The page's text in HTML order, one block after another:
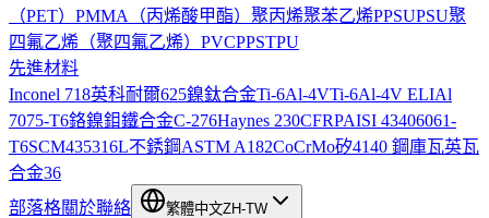
（PET） PMMA（丙烯酸甲酯） 聚丙烯聚苯乙烯PPSUPSU聚
四氟乙烯（聚四氟乙烯） PVCPPSTPU
先進材料
Inconel 718英科耐爾625鎳鈦合金Ti-6Al-4VTi-6Al-4V ELIAl
7075-T6鉻鎳鉬鐵合金C-276Haynes 230CFRPAISI 43406061-
T6SCM435316L不銹鋼ASTM A182CoCrMo矽4140 鋼庫瓦英瓦
合金36
部落格關於聯絡 繁體中文ZH-TW